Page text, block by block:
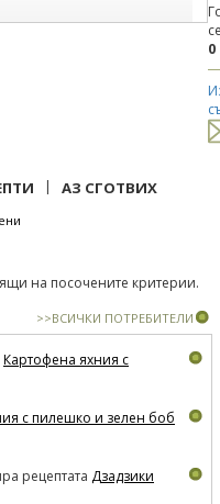
0
| АЗ СГОТВИХ
на посочените критерии.
>>ВСИЧКИ ПОТРЕБИТЕЛИ
Картофена яхния с
с пилешко и зелен боб
рецептата Дзадзики